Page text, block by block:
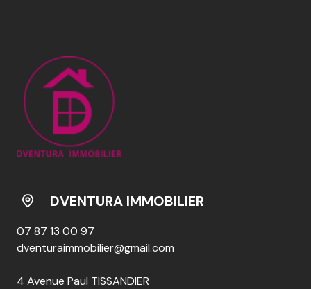
DVENTURA IMMOBILIER
07 87 13 00 97
dventuraimmobilier@gmail.com
4 Avenue Paul TISSANDIER